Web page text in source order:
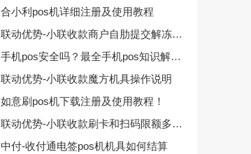
合小利pos机详细注册及使用教程
联动优势-小联收款商户自肋提交解冻流程
手机pos安全吗？最全手机pos知识解析！
联动优势-小联收款魔方机具操作说明
如意刷pos机下载注册及使用教程！
联动优势-小联收款刷卡和扫码限额多少？费率多少？
中付-收付通电签pos机机具如何结算